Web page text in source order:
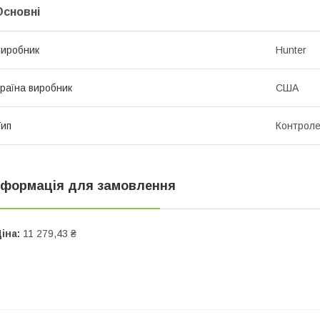
Hunter
виробник США
для замовлення
11 279,43 ₴